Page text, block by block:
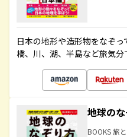
日本の地形や造形物をなぞ
橋、川、湖、半島など旅気分
地球の
BOOKS 旅